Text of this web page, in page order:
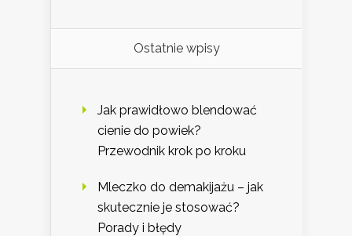
Ostatnie wpisy
Jak prawidłowo blendować
cienie do powiek?
Przewodnik krok po kroku
Mleczko do demakijażu – jak
skutecznie je stosować?
Porady i błędy